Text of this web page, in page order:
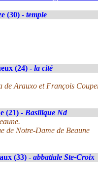
(30) - temple
(24) - la cité
de Arauxo et François
(21) - Basilique Nd
de Notre-Dame de Beaune
(33) - abbatiale Ste-Croix